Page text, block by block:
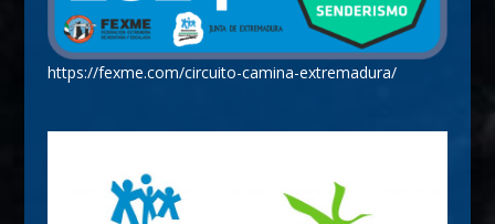
https://fexme.com/circuito-camina-extremadura/